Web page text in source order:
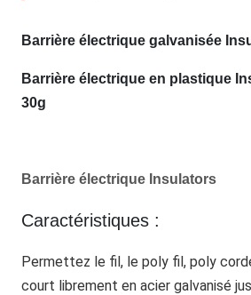
Barrière électrique galvanisée
Barrière électrique en plastique
30g
Barrière électrique Insulators
Caractéristiques :
Permettez le fil, le poly fil, poly
court librement en acier galvanisé